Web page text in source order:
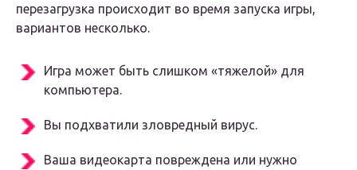
перезагрузка происходит во время запуска игры,
вариантов несколько.
Игра может быть слишком «тяжелой» для
компьютера.
Вы подхватили зловредный вирус.
Ваша видеокарта повреждена или нужно